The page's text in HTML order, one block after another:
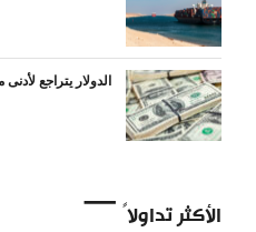
الدولار يتراجع لأدنى
الأكثر تداولاً